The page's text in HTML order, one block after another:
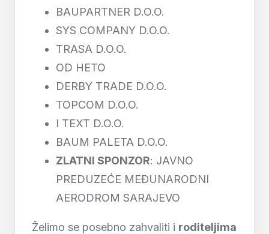
BAUPARTNER D.O.O.
SYS COMPANY D.O.O.
TRASA D.O.O.
OD HETO
DERBY TRADE D.O.O.
TOPCOM D.O.O.
I TEXT D.O.O.
BAUM PALETA D.O.O.
ZLATNI SPONZOR: JAVNO
PREDUZEĆE MEĐUNARODNI
AERODROM SARAJEVO
Želimo se posebno zahvaliti i roditeljima